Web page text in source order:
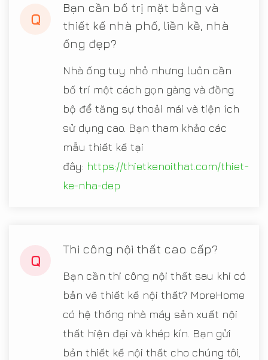
Q
Bạn cần bố trị mặt bằng và
thiết kế nhà phố, liền kề, nhà
ống đẹp?
Nhà ống tuy nhỏ nhưng luôn cần
bố trí một cách gọn gàng và đồng
bộ để tăng sự thoải mái và tiện ích
sử dụng cao. Bạn tham khảo các
mẫu thiết kế tại
đây: https://thietkenoithat.com/thiet-
ke-nha-dep
Q
Thi công nội thất cao cấp?
Bạn cần thi công nội thất sau khi có
bản vẽ thiết kế nội thất? MoreHome
có hệ thống nhà máy sản xuất nội
thất hiện đại và khép kín. Bạn gửi
bản thiết kế nội thất cho chúng tôi,